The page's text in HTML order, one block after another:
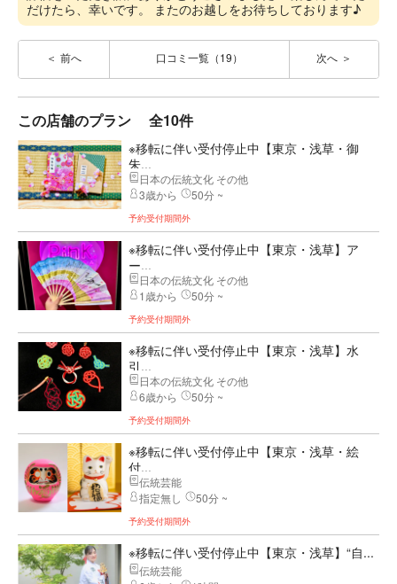
だけたら、幸いです。 またのお越しをお待ちしております♪
前へ 口コミ一覧（19） 次へ
この店舗のプラン 全10件
※移転に伴い受付停止中【東京・浅草・御
朱...
日本の伝統文化 その他
3歳から
50分 ~
予約受付期間外
※移転に伴い受付停止中【東京・浅草】ア
ー...
日本の伝統文化 その他
1歳から
50分 ~
予約受付期間外
※移転に伴い受付停止中【東京・浅草】水
引...
日本の伝統文化 その他
6歳から
50分 ~
予約受付期間外
※移転に伴い受付停止中【東京・浅草・絵
付...
伝統芸能
指定無し
50分 ~
予約受付期間外
※移転に伴い受付停止中【東京・浅草】“自...
伝統芸能